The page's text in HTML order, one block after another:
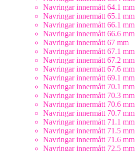
Navringar innermått 64.1 mm
Navringar innermått 65.1 mm
Navringar innermått 66.1 mm
Navringar innermått 66.6 mm
Navringar innermått 67 mm
Navringar innermått 67.1 mm
Navringar innermått 67.2 mm
Navringar innermått 67.6 mm
Navringar innermått 69.1 mm
Navringar innermått 70.1 mm
Navringar innermått 70.3 mm
Navringar innermått 70.6 mm
Navringar innermått 70.7 mm
Navringar innermått 71.1 mm
Navringar innermått 71.5 mm
Navringar innermått 71.6 mm
Navringar innermått 72.5 mm